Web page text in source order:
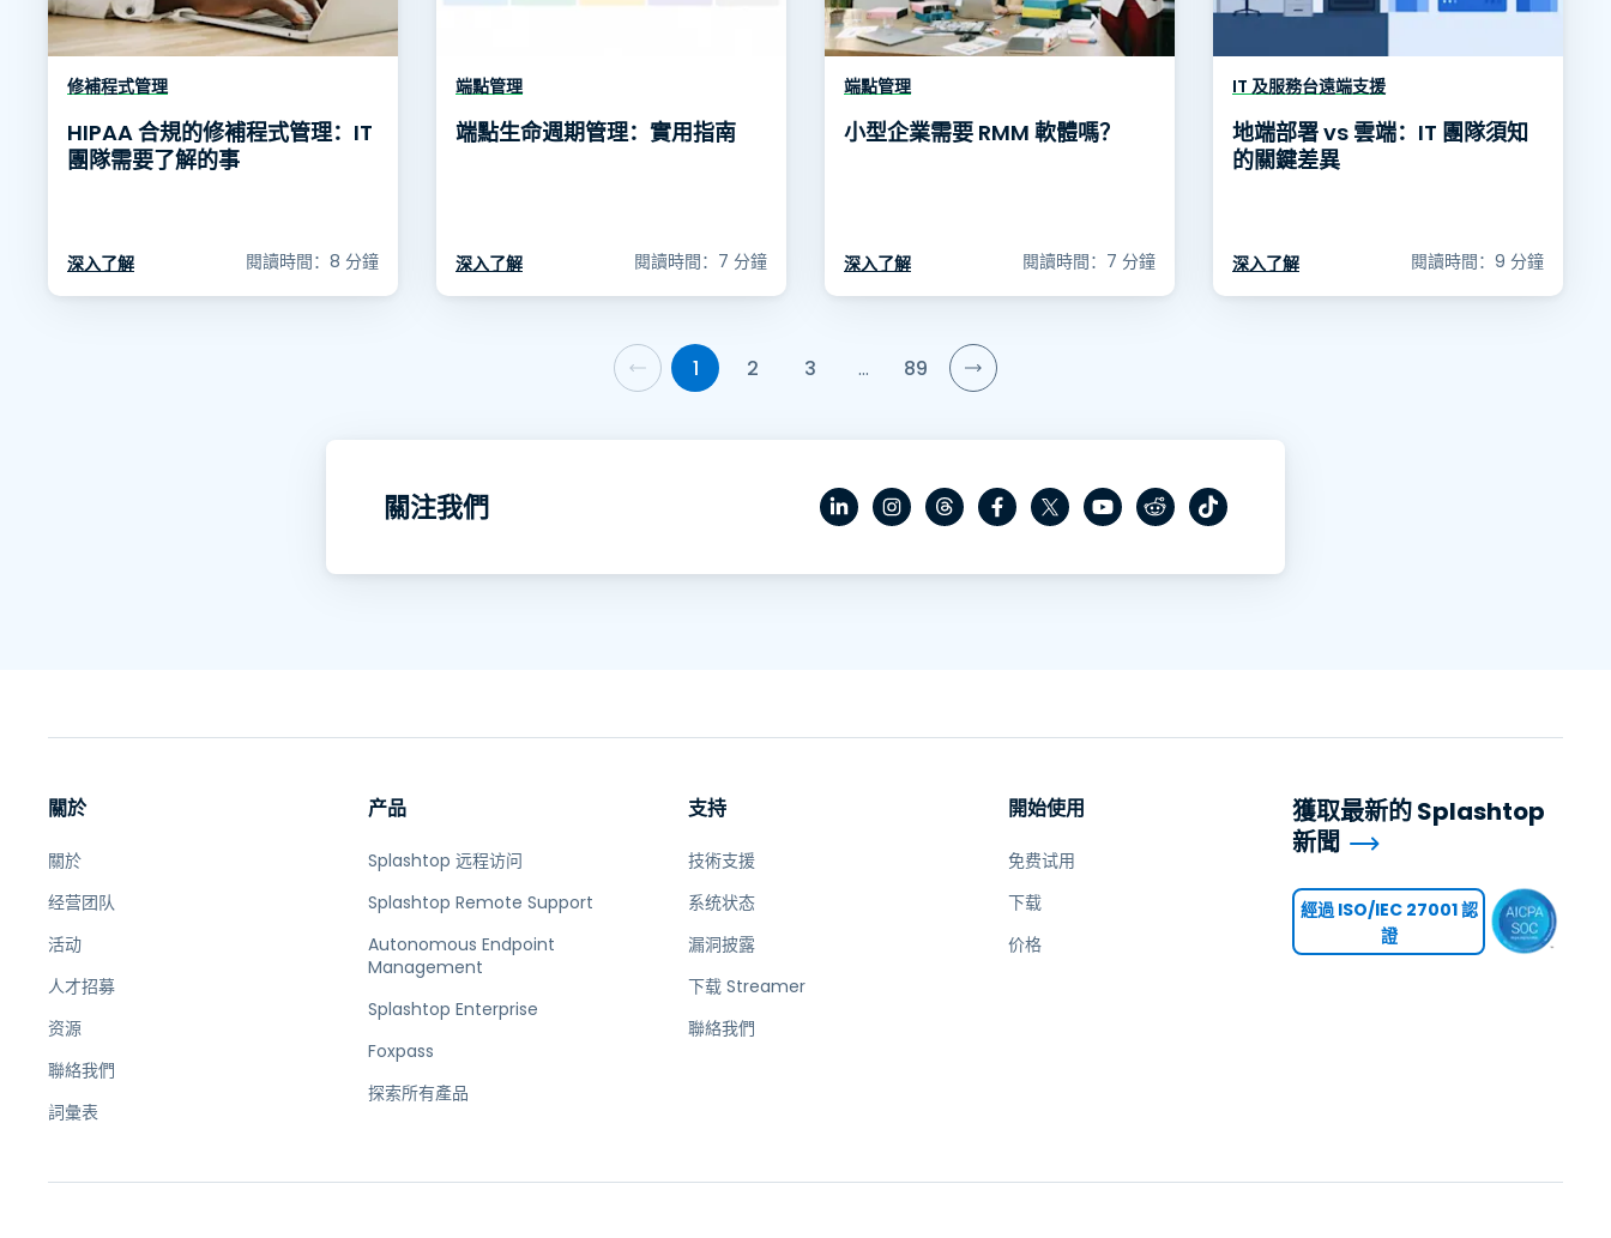
修補程式管理
HIPAA 合規的修補程式管理：IT
團隊需要了解的事
深入了解 閱讀時間：8 分鐘
端點管理
端點生命週期管理：實用指南
深入了解 閱讀時間：7 分鐘
端點管理
小型企業需要 RMM 軟體嗎？
深入了解 閱讀時間：7 分鐘
IT 及服務台遠端支援
地端部署 vs 雲端：IT 團隊須知
的關鍵差異
深入了解 閱讀時間：9 分鐘
1 2 3 … 89
關注我們
關於
關於
经营团队
活动
人才招募
资源
聯絡我們
詞彙表
产品
Splashtop 远程访问
Splashtop Remote Support
Autonomous Endpoint
Management
Splashtop Enterprise
Foxpass
探索所有產品
支持
技術支援
系统状态
漏洞披露
下载 Streamer
聯絡我們
開始使用
免费试用
下载
价格
獲取最新的 Splashtop
新聞
經過 ISO/IEC 27001 認
證